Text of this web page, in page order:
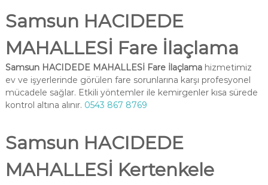
Samsun HACIDEDE
MAHALLESİ Fare İlaçlama
Samsun HACIDEDE MAHALLESİ Fare İlaçlamahizmetimiz
ev ve işyerlerinde görülen fare sorunlarına karşı profesyonel
mücadele sağlar. Etkili yöntemler ile kemirgenler kısa sürede
kontrol altına alınır. 0543 867 8769
Samsun HACIDEDE
MAHALLESİ Kertenkele